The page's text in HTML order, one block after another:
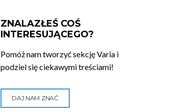
ZNALAZŁEŚ COŚ
INTERESUJĄCEGO?
Pomóż nam tworzyć sekcję Varia i
podziel się ciekawymi treściami!
DAJ NAM ZNAĆ